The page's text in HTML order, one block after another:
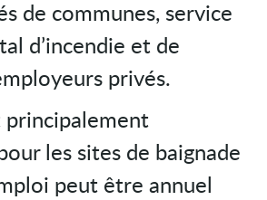
de communes, service
d’incendie et de
privés.
principalement
les sites de baignade
peut être annuel